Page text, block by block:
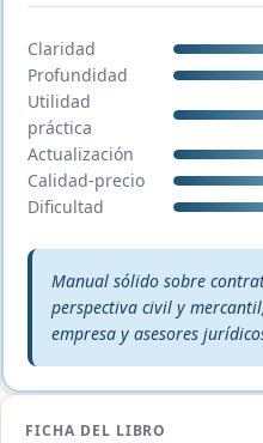
Claridad
Profundidad
Utilidad
práctica
Actualización
Calidad-precio
Dificultad
Veredicto editorial:
Manual sólido sobre
perspectiva civil y
empresa y asesores
FICHA DEL LIBRO